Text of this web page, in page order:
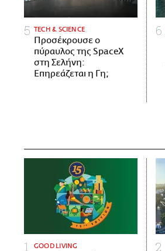
ΤECH & SCIENCE
Προσέκρουσε ο
πύραυλος της SpaceX
στη Σελήνη:
Επηρεάζεται η Γη;
GOOD LIVING